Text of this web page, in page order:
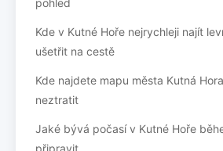
Kde v Kutné Hoře nejrychleji najít
ušetřit na cestě
Kde najdete mapu města Kutná
neztratit
Jaké bývá počasí v Kutné Hoře
připravit